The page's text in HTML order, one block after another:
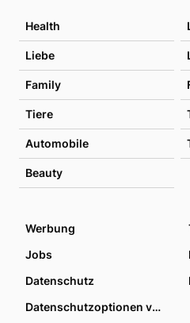
Health
Liebe
Family
Tiere
Automobile
Beauty
Werbung
Jobs
Datenschutz
Datenschutzoptionen verwalten